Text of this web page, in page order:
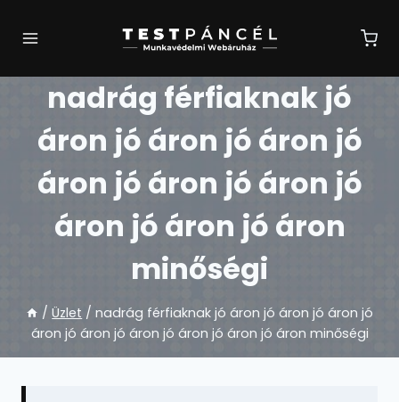
nadrág férfiaknak jó
áron jó áron jó áron jó
áron jó áron jó áron jó
áron jó áron jó áron
minőségi
/ Üzlet / nadrág férfiaknak jó áron jó áron jó áron jó
áron jó áron jó áron jó áron jó áron jó áron minőségi